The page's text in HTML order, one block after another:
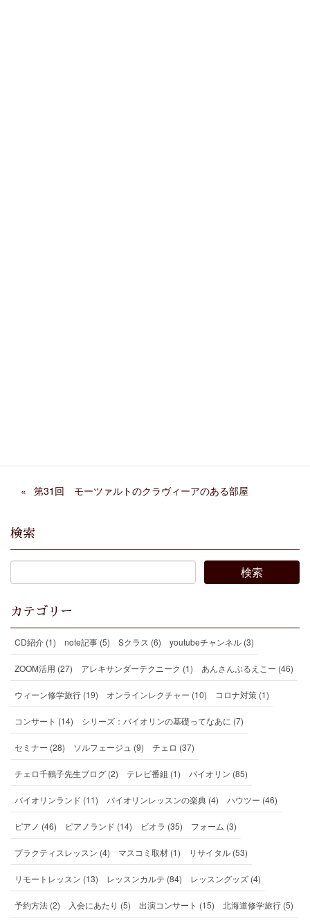
第31回 モーツァルトのクラヴィーアのある部屋
検索
カテゴリー
CD紹介 (1) note記事 (5) Sクラス (6) youtubeチャンネル (3)
ZOOM活用 (27) アレキサンダーテクニーク (1) あんさんぶるえこー (46)
ウィーン修学旅行 (19) オンラインレクチャー (10) コロナ対策 (1)
コンサート (14) シリーズ：バイオリンの基礎ってなあに (7)
セミナー (28) ソルフェージュ (9) チェロ (37)
チェロ千鶴子先生ブログ (2) テレビ番組 (1) バイオリン (85)
バイオリンランド (11) バイオリンレッスンの楽典 (4) ハウツー (46)
ピアノ (46) ピアノランド (14) ビオラ (35) フォーム (3)
プラクティスレッスン (4) マスコミ取材 (1) リサイタル (53)
リモートレッスン (13) レッスンカルテ (84) レッスングッズ (4)
予約方法 (2) 入会にあたり (5) 出演コンサート (15) 北海道修学旅行 (5)